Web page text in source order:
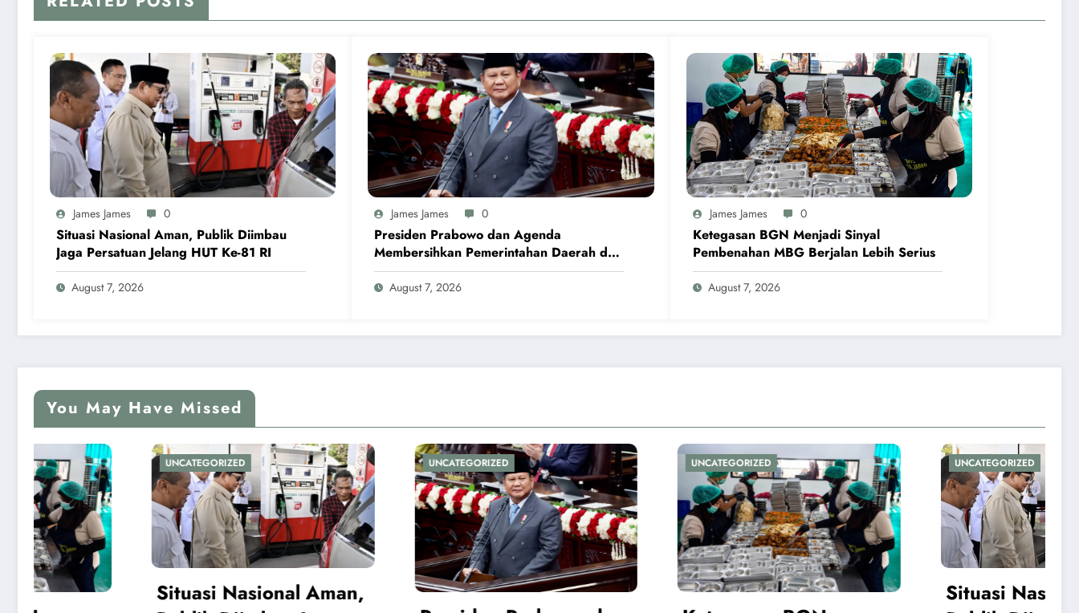
James James 0
Situasi Nasional Aman, Publik Diimbau
Jaga Persatuan Jelang HUT Ke-81 RI
August 7, 2026
James James 0
Presiden Prabowo dan Agenda
Membersihkan Pemerintahan Daerah dari
Korupsi
August 7, 2026
James James 0
Ketegasan BGN Menjadi Sinyal
Pembenahan MBG Berjalan Lebih Serius
August 7, 2026
You May Have Missed
UNCATEGORIZED
Situasi Nasional Aman,
UNCATEGORIZED UNCATEGORIZED UNCATEGORIZED
Situasi Nasional Aman,